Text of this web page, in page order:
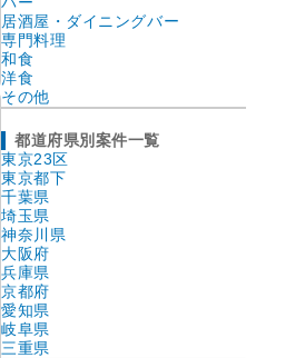
居酒屋・ダイニングバー
専門料理
和食
洋食
その他
都道府県別案件一覧
東京23区
東京都下
千葉県
埼玉県
神奈川県
大阪府
兵庫県
京都府
愛知県
岐阜県
三重県